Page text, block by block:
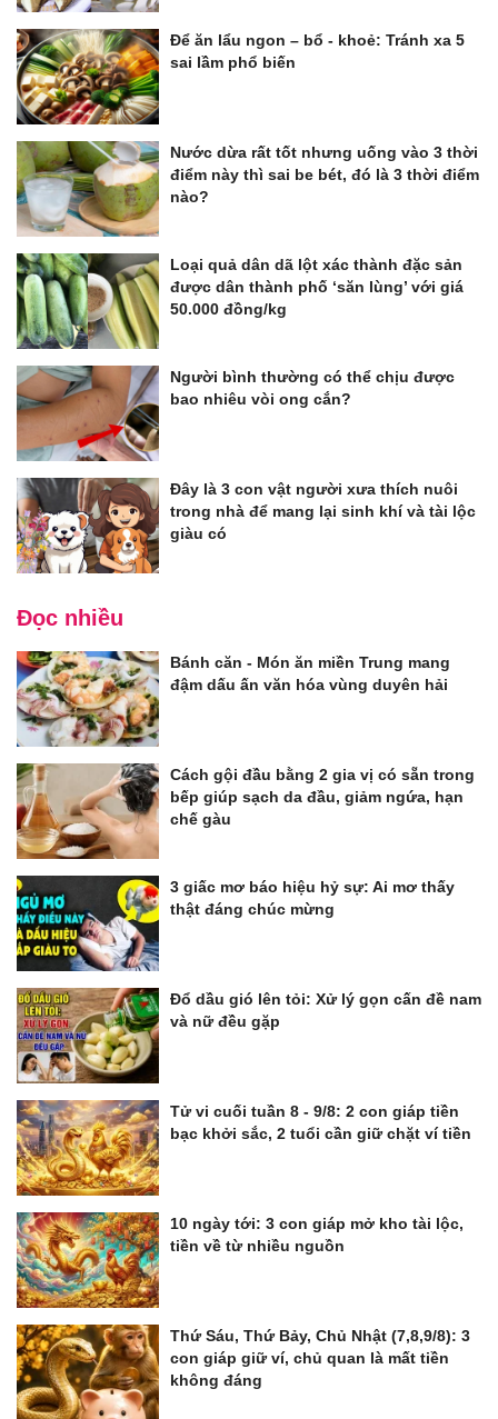
Để ăn lẩu ngon – bổ - khoẻ: Tránh xa 5
sai lầm phổ biến
Nước dừa rất tốt nhưng uống vào 3 thời
điểm này thì sai be bét, đó là 3 thời điểm
nào?
Loại quả dân dã lột xác thành đặc sản
được dân thành phố ‘săn lùng’ với giá
50.000 đồng/kg
Người bình thường có thể chịu được
bao nhiêu vòi ong cắn?
Đây là 3 con vật người xưa thích nuôi
trong nhà để mang lại sinh khí và tài lộc
giàu có
Đọc nhiều
Bánh căn - Món ăn miền Trung mang
đậm dấu ấn văn hóa vùng duyên hải
Cách gội đầu bằng 2 gia vị có sẵn trong
bếp giúp sạch da đầu, giảm ngứa, hạn
chế gàu
3 giấc mơ báo hiệu hỷ sự: Ai mơ thấy
thật đáng chúc mừng
Đổ dầu gió lên tỏi: Xử lý gọn cấn đề nam
và nữ đều gặp
Tử vi cuối tuần 8 - 9/8: 2 con giáp tiền
bạc khởi sắc, 2 tuổi cần giữ chặt ví tiền
10 ngày tới: 3 con giáp mở kho tài lộc,
tiền về từ nhiều nguồn
Thứ Sáu, Thứ Bảy, Chủ Nhật (7,8,9/8): 3
con giáp giữ ví, chủ quan là mất tiền
không đáng